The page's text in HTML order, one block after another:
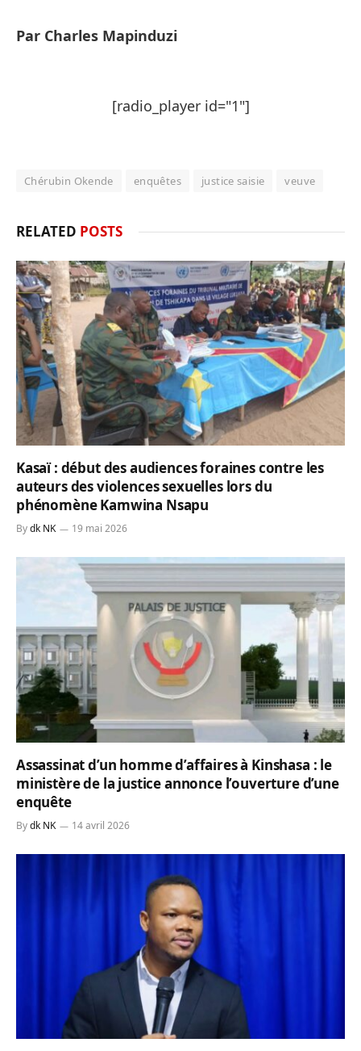
Par Charles Mapinduzi
[radio_player id="1"]
Chérubin Okende enquêtes justice saisie veuve
RELATED POSTS
Kasaï : début des audiences foraines contre les
auteurs des violences sexuelles lors du
phénomène Kamwina Nsapu
Bydk NK 19 mai 2026
Assassinat d’un homme d’affaires à Kinshasa : le
ministère de la justice annonce l’ouverture d’une
enquête
Bydk NK 14 avril 2026